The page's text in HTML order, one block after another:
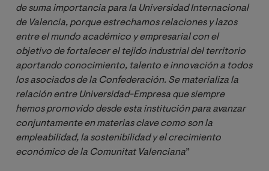
de suma importancia para la Universidad Internacional
de Valencia, porque estrechamos relaciones y lazos
entre el mundo académico y empresarial con el
objetivo de fortalecer el tejido industrial del territorio
aportando conocimiento, talento e innovación a todos
los asociados de la Confederación. Se materializa la
relación entre Universidad-Empresa que siempre
hemos promovido desde esta institución para avanzar
conjuntamente en materias clave como son la
empleabilidad, la sostenibilidad y el crecimiento
económico de la Comunitat Valenciana”